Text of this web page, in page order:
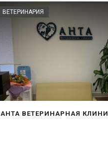
ВЕТЕРИНАРИЯ
АНТА ВЕТЕРИНАРНАЯ